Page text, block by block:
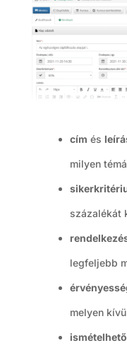
cím és
milyen
százalékát
legfeljebb
melyen